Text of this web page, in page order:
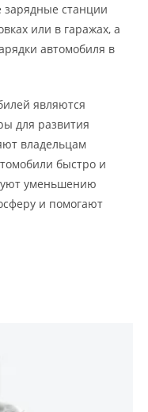
станции
или в гаражах, а
автомобиля в
являются
для развития
владельцам
быстро и
уменьшению
и помогают